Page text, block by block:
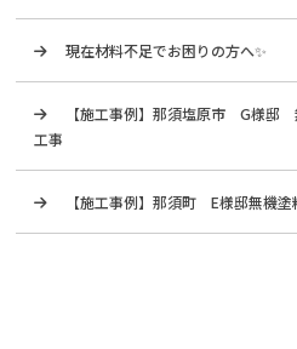
現在材料不足でお困りの方へ✨
【施工事例】那須塩原市 G様邸
工事
【施工事例】那須町 E様邸無機